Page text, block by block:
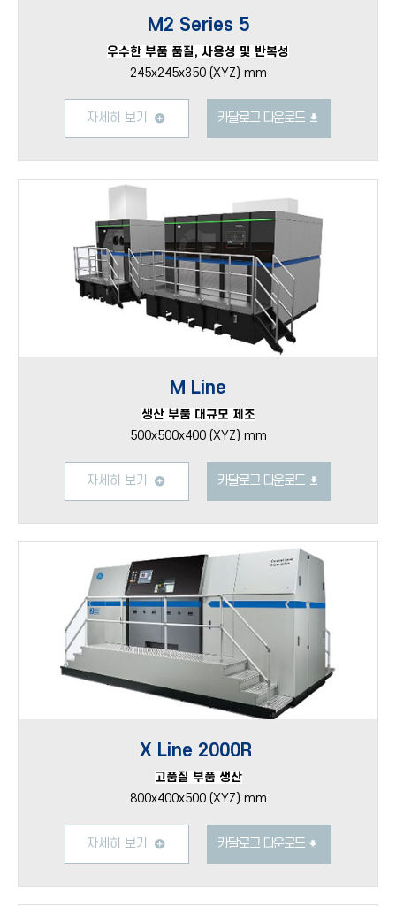
M2 Series 5
우수한 부품 품질, 사용성 및 반복성
245x245x350 (XYZ) mm
자세히 보기 카달로그 다운로드
M Line
생산 부품 대규모 제조
500x500x400 (XYZ) mm
자세히 보기 카달로그 다운로드
X Line 2000R
고품질 부품 생산
800x400x500 (XYZ) mm
자세히 보기 카달로그 다운로드